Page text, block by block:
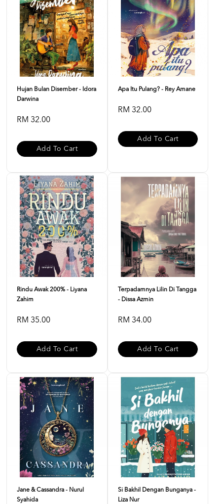
Hujan Bulan Disember - Idora
Darwina
RM 32.00
Add To Cart
Apa Itu Pulang? - Rey Amane
RM 32.00
Add To Cart
Rindu Awak 200% - Liyana
Zahim
RM 35.00
Add To Cart
Terpadamnya Lilin Di Tangga
- Dissa Azmin
RM 34.00
Add To Cart
Jane & Cassandra - Nurul
Syahida
Si Bakhil Dengan Bunganya -
Liza Nur